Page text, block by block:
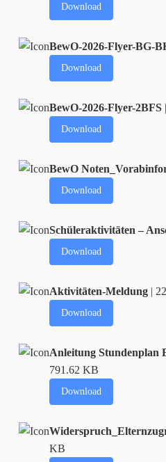
Download
BewO-2026-Flyer-BG-
Download
BewO-2026-Flyer-2BFS
Download
BewO
Download
Schüleraktivitäten –
Download
Aktivitäten-Meldung |
Download
Anleitung Stundenplan
791.62 KB
Download
KB